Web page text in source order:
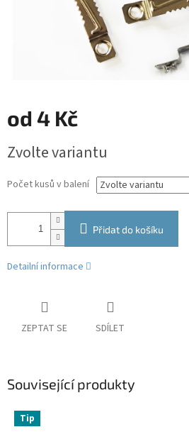
od 4 Kč
cena:
Zvolte variantu
Počet kusů v balení
Přidat do košíku
Detailní informace
ZEPTAT SE SDÍLET
Související produkty
Tip